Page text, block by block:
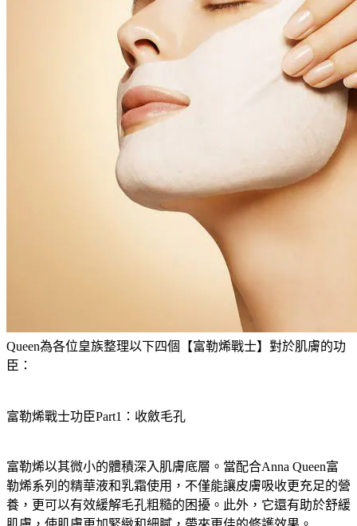
Queen為各位皇族整理以下四個【富勒烯戰士】對於肌膚的功
臣：
富勒烯戰士功臣Part1：收斂毛孔
富勒烯以其微小的體積深入肌膚底層。當配合Anna Queen富
勒烯系列的精華液和乳霜使用，不僅能讓皮膚吸收更充足的營
養，更可以有效緩解毛孔粗糙的困擾。此外，它還有助於舒緩